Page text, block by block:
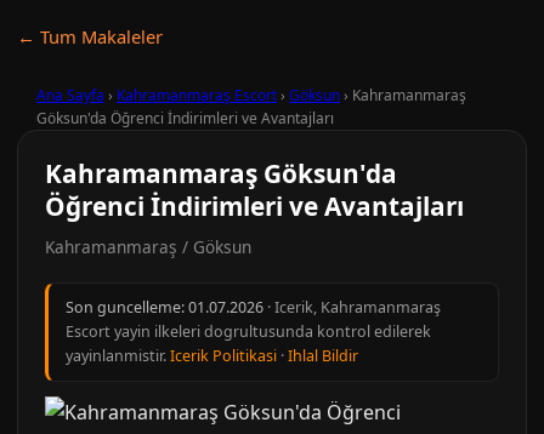
← Tum Makaleler
Ana Sayfa › Kahramanmaraş Escort› Göksun› Kahramanmaraş
Göksun'da Öğrenci İndirimleri ve Avantajları
Kahramanmaraş Göksun'da
Öğrenci İndirimleri ve Avantajları
Kahramanmaraş / Göksun
Son guncelleme:01.07.2026 · Icerik, Kahramanmaraş
Escort yayin ilkeleri dogrultusunda kontrol edilerek
yayinlanmistir.Icerik Politikasi ·Ihlal Bildir